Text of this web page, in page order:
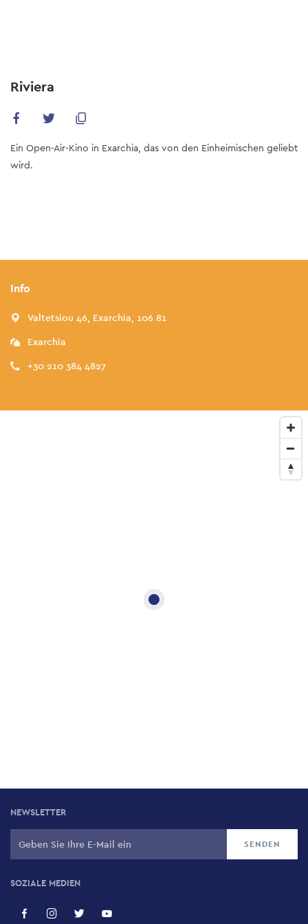
content
Riviera
Ein Open-Air-Kino in Exarchia, das von den Einheimischen geliebt
wird.
Info
Valtetsiou 46, Exarchia, 106 81
Exarchia
+30 210 384 4827
NEWSLETTER
SOZIALE MEDIEN